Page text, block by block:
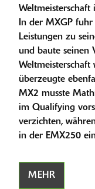
Weltmeisterschaft
In der MXGP
Leistungen zu
und baute seinen
Weltmeisterschaft
überzeugte
MX2 musste
im Qualifying
verzichten,
in der EMX250
MEHR